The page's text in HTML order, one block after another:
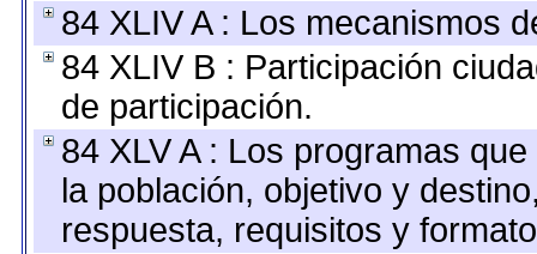
84 XLIV A : Los mecanismos
84 XLIV B : Participación
de participación.
84 XLV A : Los programas
la población, objetivo y
respuesta, requisitos y